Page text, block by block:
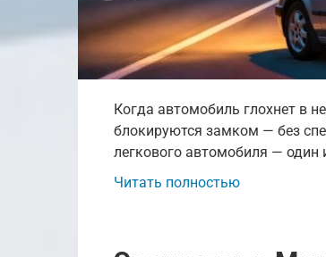
Когда автомобиль глохнет в
блокируются замком — без
легкового автомобиля — один
Читать полностью